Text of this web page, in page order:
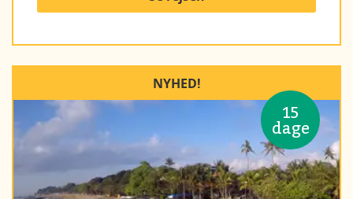
15
dage
NYHED!